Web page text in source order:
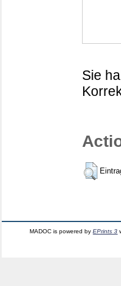
Sie
MADOC is powered byEPrints 3